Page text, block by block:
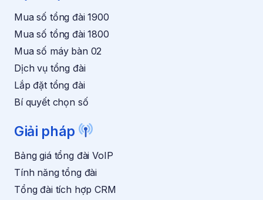
ậ
n
h
u
ế
n
ã
i
Mua số tổng đài 1900
Mua số tổng đài 1800
Mua số máy bàn 02
Dịch vụ tổng đài
Lắp đặt tổng đài
Bí quyết chọn số
Giải pháp
Bảng giá tổng đài VoIP
Tính năng tổng đài
Tổng đài tích hợp CRM